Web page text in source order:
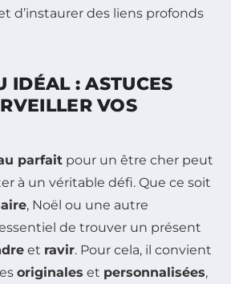
d’instaurer des liens profonds
IDÉAL : ASTUCES
VOS
parfait pour un être cher peut
à un véritable défi. Que ce soit
, Noël ou une autre
de trouver un présent
et ravir. Pour cela, il convient
originales et personnalisées,